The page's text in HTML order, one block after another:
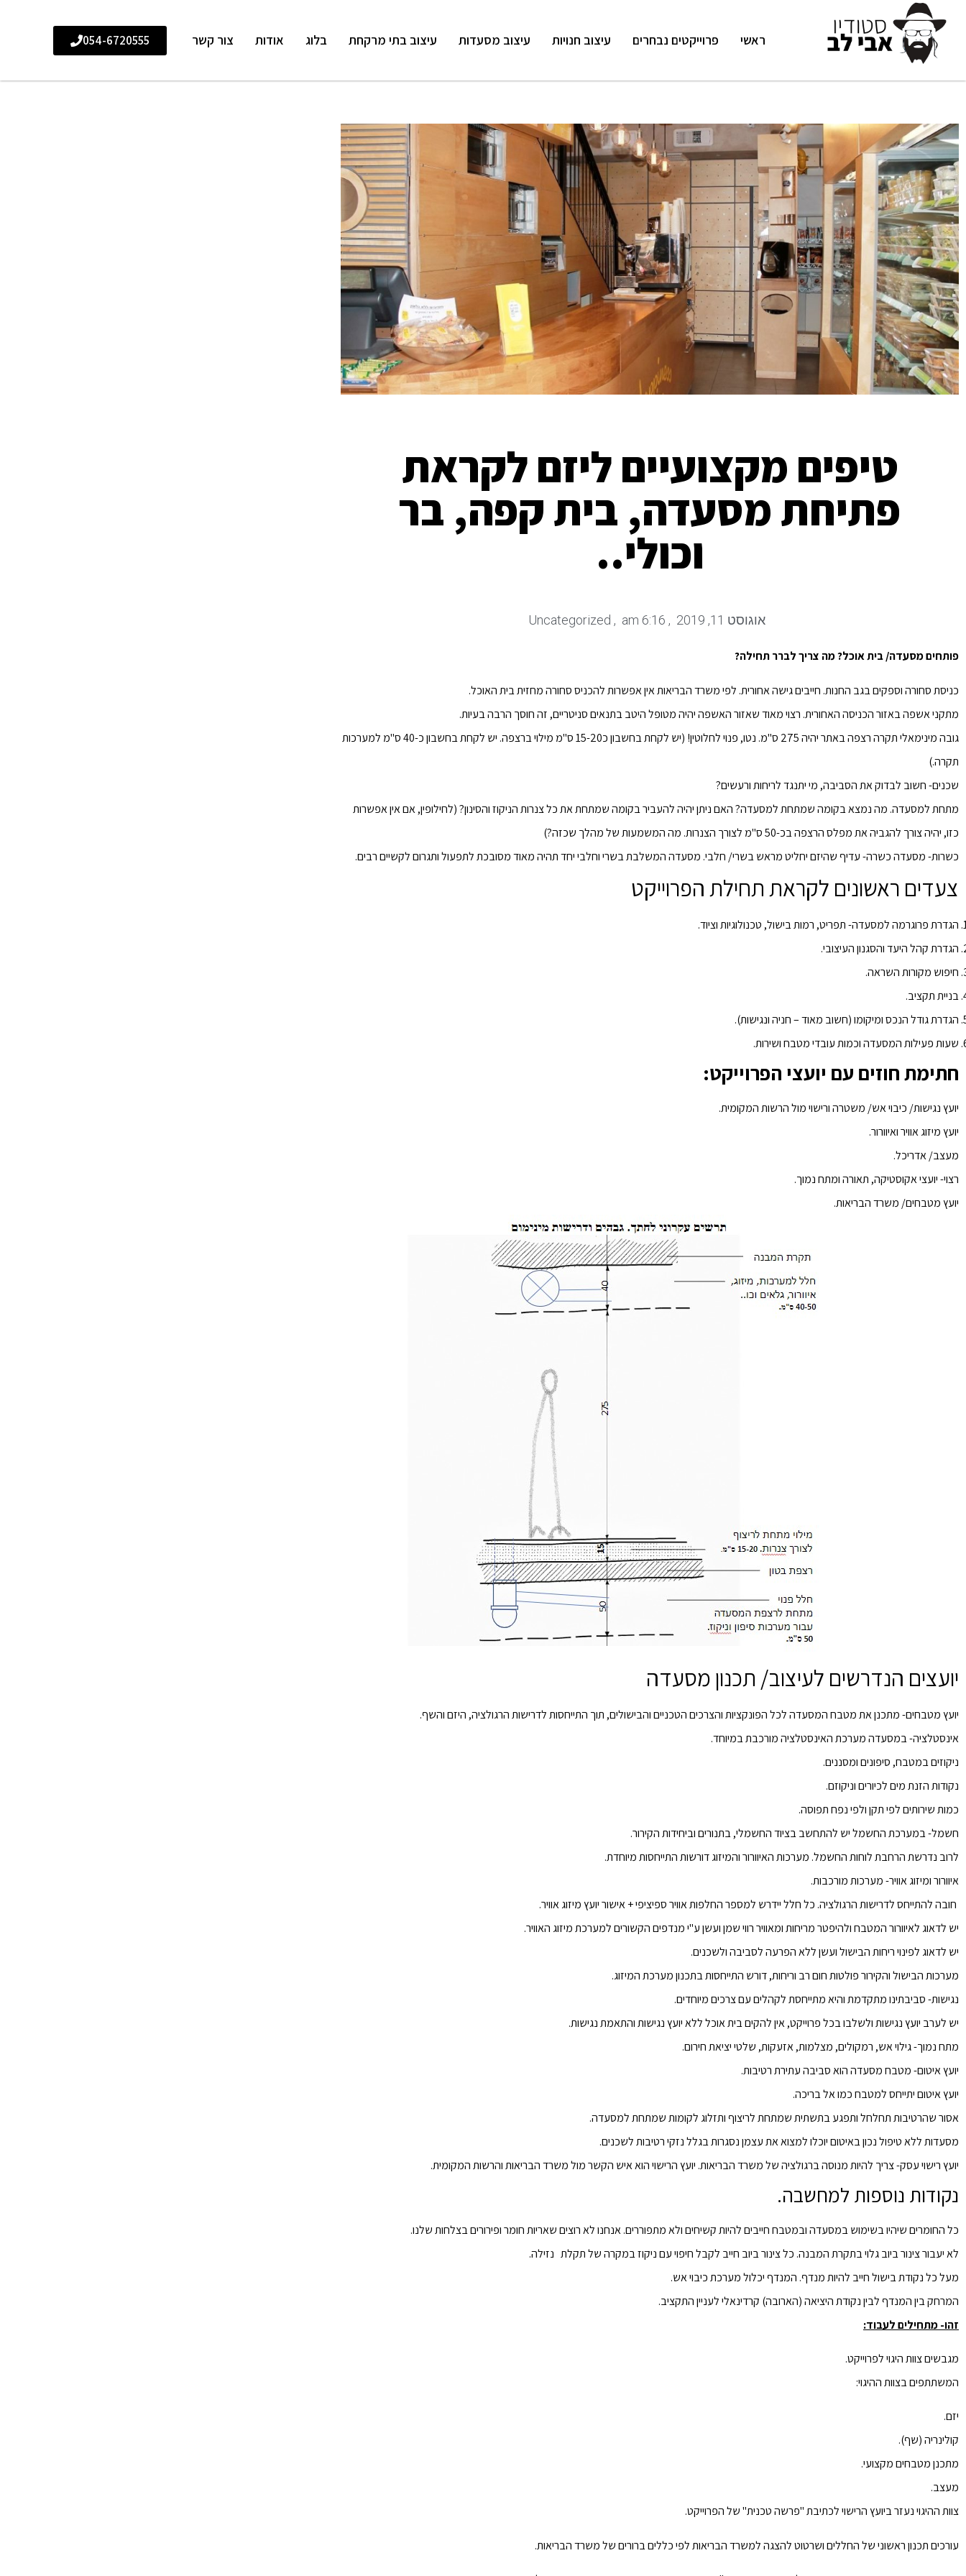
ראשי פרוייקטים נבחרים עיצוב חנויות עיצוב מסעדות עיצוב בתי מרקחת בלוג אודות צור קשר 054-6720555
טיפים מקצועיים ליזם לקראת
פתיחת מסעדה, בית קפה, בר
וכולי..
אוגוסט 11, 2019 ,
6:16 am
,
Uncategorized
פותחים מסעדה/ בית אוכל? מה צריך לברר תחילה?
כניסת סחורה וספקים בגב החנות. חייבים גישה אחורית. לפי משרד הבריאות אין אפשרות להכניס סחורה מחזית בית האוכל.
מתקני אשפה באזור הכניסה האחורית. רצוי מאוד שאזור האשפה יהיה מטופל היטב בתנאים סניטריים, זה חוסך הרבה בעיות.
גובה מינימאלי תקרה רצפה באתר יהיה 275 ס"מ.
נטו, פנוי לחלוטין! (
יש לקחת בחשבון כ15-20 ס"מ מילוי ברצפה. יש לקחת בחשבון כ-40 ס"מ למערכות
תקרה.)
שכנים-חשוב לבדוק את הסביבה, מי יתנגד לריחות ורעשים?
מתחת למסעדה. מה נמצא בקומה שמתחת למסעדה? האם ניתן יהיה להעביר בקומה שמתחת את כל צנרות הניקוז והסינון? (לחילופין, אם אין אפשרות
כזו, יהיה צורך להגביה את מפלס הרצפה בכ-50 ס"מ לצורך הצנרות. מה המשמעות של מהלך שכזה?)
כשרות- מסעדה כשרה-עדיף שהיזם יחליט מראש בשרי/ חלבי. מסעדה המשלבת בשרי וחלבי יחד תהיה מאוד מסובכת לתפעול ותגרום לקשיים רבים.
צעדים ראשונים לקראת תחילת הפרוייקט
הגדרת פרוגרמה למסעדה- תפריט, רמות בישול, טכנולוגיות וציוד.
הגדרת קהל היעד והסגנון העיצובי.
חיפוש מקורות השראה.
בניית תקציב.
הגדרת גודל הנכס ומיקומו (חשוב מאוד – חניה ונגישות).
שעות פעילות המסעדה וכמות עובדי מטבח ושירות.
חתימת חוזים עם יועצי הפרוייקט:
יועץ נגישות/ כיבוי אש/ משטרה ורישוי מול הרשות המקומית.
יועץ מיזוג אוויר ואיוורור.
מעצב/ אדריכל.
רצוי- יועצי אקוסטיקה, תאורה ומתח נמוך.
יועץ מטבחים/ משרד הבריאות.
יועצים הנדרשים לעיצוב/ תכנון מסעדה
יועץ מטבחים-מתכנן את מטבח המסעדה לכל הפונקציות והצרכים הטכניים והבישולים, תוך התייחסות לדרישות הרגולציה, היזם והשף.
אינסטלציה-במסעדה מערכת האינסטלציה מורכבת במיוחד.
ניקוזים במטבח, סיפונים ומסננים.
נקודות הזנת מים לכיורים וניקוזם.
כמות שירותים לפי תקן ולפי נפח תפוסה.
חשמל-במערכת החשמל יש להתחשב בציוד החשמלי, בתנורים וביחידות הקירור.
לרוב נדרשת הרחבת לוחות החשמל. מערכות האיוורור והמיזוג דורשות התייחסות מיוחדת.
איוורור ומיזוג אוויר-מערכות מורכבות.
חובה להתייחס לדרישות הרגולציה. כל חלל יידרש למספר החלפות אוויר ספיציפי + אישור יועץ מיזוג אוויר.
יש לדאוג לאיוורור המטבח ולהיפטר מריחות ומאוויר רווי שמן ועשן ע"י מנדפים הקשורים למערכת מיזוג האוויר.
יש לדאוג לפינוי ריחות הבישול ועשן ללא הפרעה לסביבה ולשכנים.
מערכות הבישול והקירור פולטות חום רב וריחות, דורש התייחסות בתכנון מערכת המיזוג.
נגישות-סביבתינו מתקדמת והיא מתייחסת לקהלים עם צרכים מיוחדים.
יש לערב יועץ נגישות ולשלבו בכל פרוייקט, אין להקים בית אוכל ללא יועץ נגישות והתאמת נגישות.
מתח נמוך-גילוי אש, רמקולים, מצלמות, אזעקות, שלטי יציאת חירום.
יועץ איטום-מטבח מסעדה הוא סביבה עתירת רטיבות.
יועץ איטום יתייחס למטבח כמו אל בריכה.
אסור שהרטיבות תחלחל ותפגע בתשתית שמתחת לריצוף ותזלוג לקומות שמתחת למסעדה.
מסעדות ללא טיפול נכון באיטום יוכלו למצוא את עצמן נסגרות בגלל נזקי רטיבות לשכנים.
יועץ רישוי עסק-צריך להיות מנוסה ברגולציה של משרד הבריאות. יועץ הרישוי הוא איש הקשר מול משרד הבריאות והרשות המקומית.
נקודות נוספות למחשבה.
כל החומרים שיהיו בשימוש במסעדה ובמטבח חייבים להיות קשיחים ולא מתפוררים. אנחנו לא רוצים שאריות חומר ופירורים בצלחות שלנו.
לא יעבור צינור ביוב גלוי בתקרת המבנה. כל צינור ביוב חייב לקבל חיפוי עם ניקוז במקרה של תקלת נזילה.
מעל כל נקודת בישול חייב להיות מנדף. המנדף יכלול מערכת כיבוי אש.
המרחק בין המנדף לבין נקודת היציאה (הארובה) קרדינאלי לעניין התקציב.
זהו- מתחילים לעבוד:
מגבשים צוות היגוי לפרוייקט.
המשתתפים בצוות ההיגוי:
יזם.
קולינריה (שף).
מתכנן מטבחים מקצועי.
מעצב.
צוות ההיגוי נעזר ביועץ הרישוי לכתיבת "פרשה טכנית" של הפרוייקט.
עורכים תכנון ראשוני של החללים ושרטוט להצגה למשרד הבריאות לפי כללים ברורים של משרד הבריאות.